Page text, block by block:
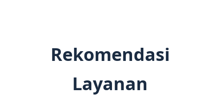
Rekomendasi
Layanan